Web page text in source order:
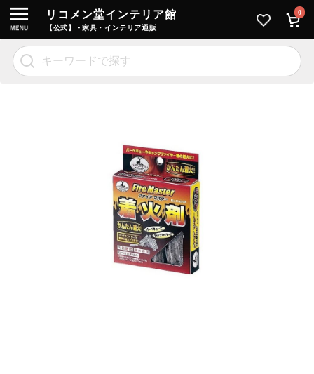
リコメン堂インテリア館
【公式】 - 家具・インテリア通販
0